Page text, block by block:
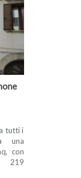
tutti i
una
con
219